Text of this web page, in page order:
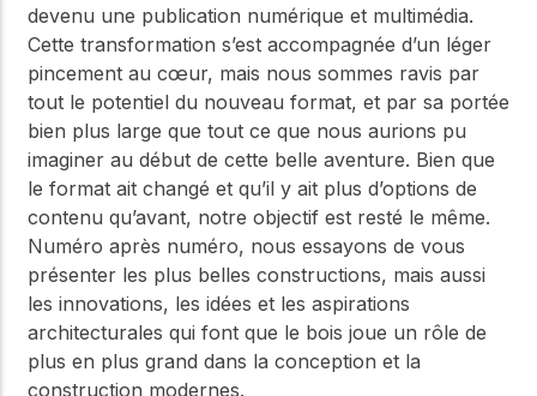
devenu une publication numérique et multimédia.
Cette transformation s’est accompagnée d’un léger
pincement au cœur, mais nous sommes ravis par
tout le potentiel du nouveau format, et par sa portée
bien plus large que tout ce que nous aurions pu
imaginer au début de cette belle aventure. Bien que
le format ait changé et qu’il y ait plus d’options de
contenu qu’avant, notre objectif est resté le même.
Numéro après numéro, nous essayons de vous
présenter les plus belles constructions, mais aussi
les innovations, les idées et les aspirations
architecturales qui font que le bois joue un rôle de
plus en plus grand dans la conception et la
construction modernes.